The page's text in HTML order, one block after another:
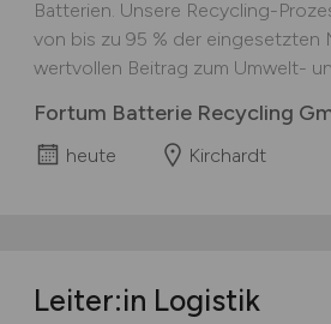
Batterien. Unsere Recycling-
von bis zu 95 % der eingesetzten
wertvollen Beitrag zum Umwelt-
Fortum Batterie Recycling
heute Kirchardt
Leiter:in Logistik